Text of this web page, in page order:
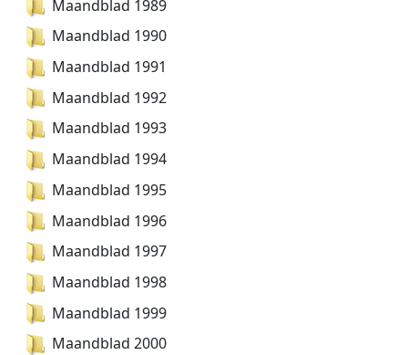
Maandblad 1989
Maandblad 1990
Maandblad 1991
Maandblad 1992
Maandblad 1993
Maandblad 1994
Maandblad 1995
Maandblad 1996
Maandblad 1997
Maandblad 1998
Maandblad 1999
Maandblad 2000